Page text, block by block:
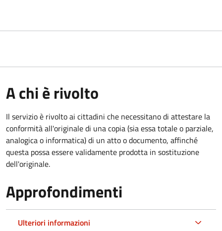
A chi è rivolto
Il servizio è rivolto ai cittadini che necessitano di attestare la
conformità all'originale di una copia (sia essa totale o parziale,
analogica o informatica) di un atto o documento, affinché
questa possa essere validamente prodotta in sostituzione
dell'originale.
Approfondimenti
Ulteriori informazioni